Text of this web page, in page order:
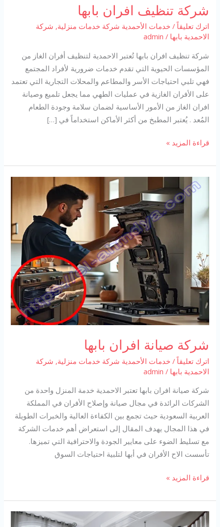
شركة تنظيف افران بابها
اترك تعليقاً / خدمات الأحمدية شركة خدمات منزلية, شركة
الاحمدية بابها /
admin
شركة تنظيف افران بابها تُعتبر الاحمدية لتنظيف أفران الغاز من
المؤسسات الحيوية التي تقدم خدمات ضرورية لأفراد المجتمع
فهي تلبي احتياجات الأسر والمطاعم والمحلات التجارية التي تعتمد
على الأفران الغازية في عمليات الطهي مما يجعل تلميع وصيانة
افران الغاز من الأمور الأساسية لضمان سلامة وجودة الطعام
المُعد . يُعتبر المطبخ من أكثر الأماكن استخداماً في […]
شركة
افران
بابها
قراءة المزيد »
شركة صيانة افران بابها
اترك تعليقاً / خدمات الأحمدية شركة خدمات منزلية, شركة
الاحمدية بابها /
admin
شركة صيانة افران بابها تعتبر الاحمدية خدمة المنزل واحدة من
الشركات الرائدة في مجال صيانة وإصلاح الأفران في المملكة
العربية السعودية حيث تجمع بين الكفاءة العالية والخبرات الطويلة
في هذا المجال يهدف المقال إلى استعراض أهم خدمات الشركة
مع تسليط الضوء على معايير الجودة والاحترافية التي تميزها.
تأسست الاح الأفران في أبها لتلبية احتياجات السوق
شركة
افران
بابها
قراءة المزيد »